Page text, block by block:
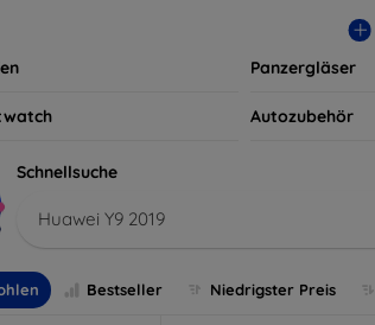
Panzergläser
Autozubehör
Schnellsuche
Huawei Y9 2019
Bestseller Niedrigster Preis